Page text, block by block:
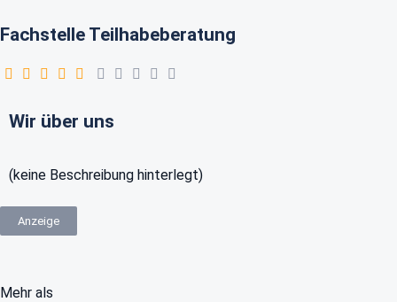
Fachstelle Teilhabeberatung
Wir über uns
(keine Beschreibung hinterlegt)
Anzeige
Mehr als